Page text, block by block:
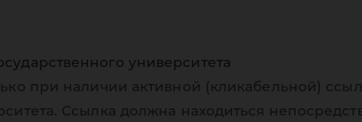
университета
при наличии активной (кликабельной)
Ссылка должна находиться